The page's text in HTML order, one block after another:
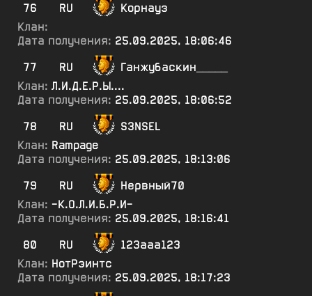
76
RU
Корнауз
Клан:
Дата получения: 25.09.2025, 18:06:46
77
RU
Ганжубаскин_____
Клан: Л.И.Д.Е.Р.Ы....
Дата получения: 25.09.2025, 18:06:52
78
RU
S3NSEL
Клан: Rampage
Дата получения: 25.09.2025, 18:13:06
79
RU
Нервный70
Клан: -К.О.Л.И.Б.Р.И-
Дата получения: 25.09.2025, 18:16:41
80
RU
123ааа123
Клан: НотРэинтс
Дата получения: 25.09.2025, 18:17:23